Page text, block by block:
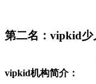
第二名：vipkid
vipkid机构简介：